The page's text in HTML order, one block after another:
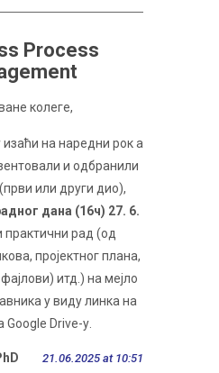
Process
колеге,
изаћи на наредни рок а
и одбранили
или други дио),
дана (16ч) 27. 6.
практични рад (од
пројектног плана,
итд.) на мејло
у виду линка на
Drive-у.
21.06.2025 at 10:51